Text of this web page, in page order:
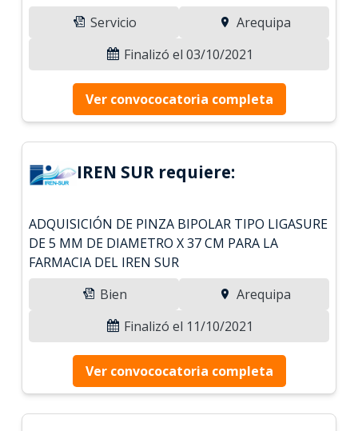
Servicio
Arequipa
Finalizó el 03/10/2021
Ver convococatoria completa
IREN SUR requiere:
ADQUISICIÓN DE PINZA BIPOLAR TIPO LIGASURE
DE 5 MM DE DIAMETRO X 37 CM PARA LA
FARMACIA DEL IREN SUR
Bien
Arequipa
Finalizó el 11/10/2021
Ver convococatoria completa